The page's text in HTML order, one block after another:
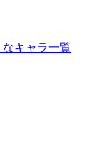
キャラ一覧